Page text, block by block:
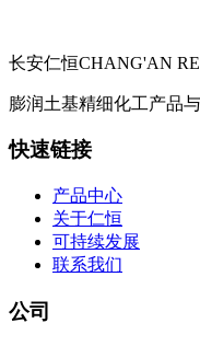
长安仁恒CHANG'AN
膨润土基精细化工产品
快速链接
产品中心
关于仁恒
可持续发展
联系我们
公司